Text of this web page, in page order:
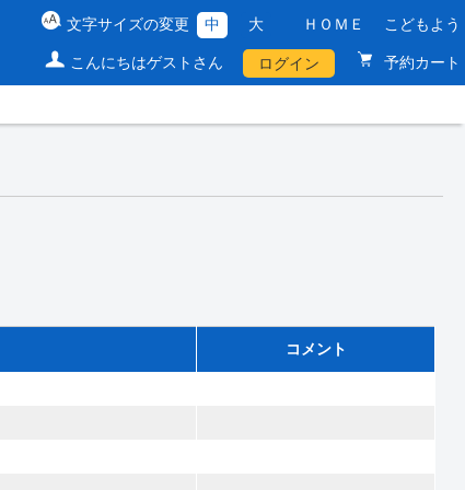
文字サイズの変更 中 大 ＨＯＭＥ こどもよう
こんにちはゲストさん ログイン 予約カート
コメント